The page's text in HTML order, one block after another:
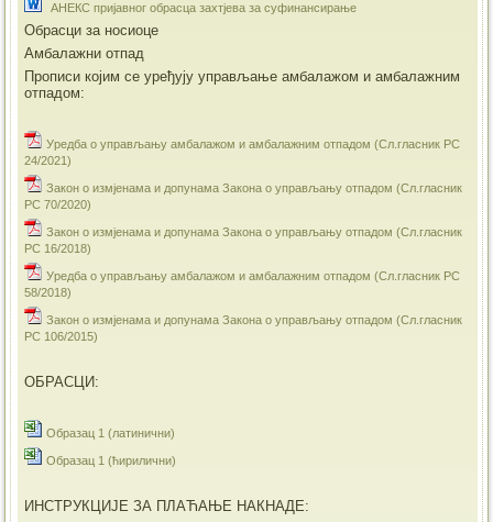
АНЕКС пријавног обрасца захтјева за суфинансирање
Обрасци за носиоце
Амбалажни отпад
Прописи којим се уређују управљање амбалажом и амбалажним
отпадом:
Уредба о управљању амбалажом и амбалажним отпадом (Сл.гласник РС
24/2021)
Закон о измјенама и допунама Закона о управљању отпадом (Сл.гласник
РС 70/2020)
Закон о измјенама и допунама Закона о управљању отпадом (Сл.гласник
РС 16/2018)
Уредба о управљању амбалажом и амбалажним отпадом (Сл.гласник РС
58/2018)
Закон о измјенама и допунама Закона о управљању отпадом (Сл.гласник
РС 106/2015)
ОБРАСЦИ:
Образац 1 (латинични)
Образац 1 (ћирилични)
ИНСТРУКЦИЈЕ ЗА ПЛАЋАЊЕ НАКНАДЕ: